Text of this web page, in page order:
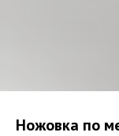
Ножовка по